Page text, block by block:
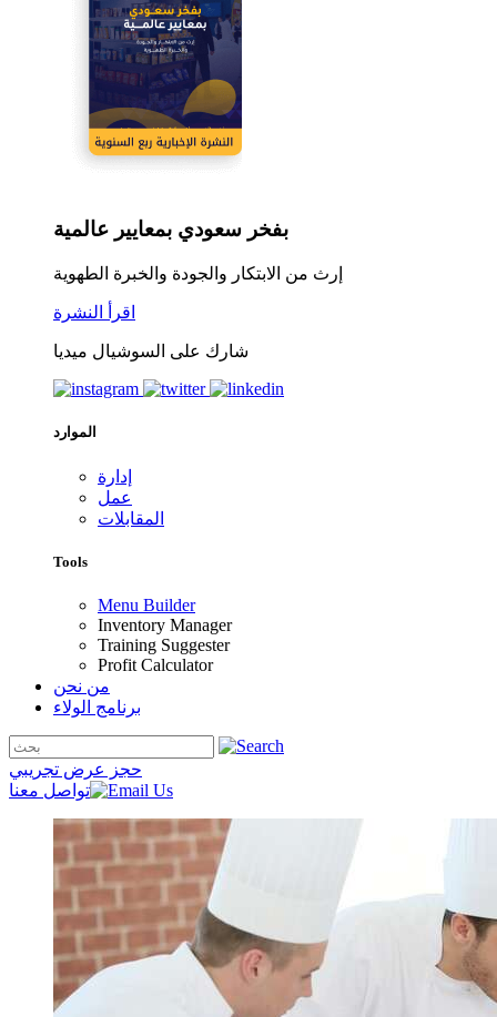
بفخر سعودي بمعايير عالمية
إرث من الابتكار والجودة والخبرة الطهوية
اقرأ النشرة
شارك على السوشيال ميديا
الموارد
إدارة
عمل
المقابلات
Tools
Menu Builder
Inventory Manager
Training Suggester
Profit Calculator
من نحن
برنامج الولاء
حجز عرض تجريبي
تواصل معنا